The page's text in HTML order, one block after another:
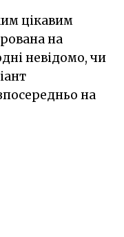
цікавим
на
невідомо, чи
на